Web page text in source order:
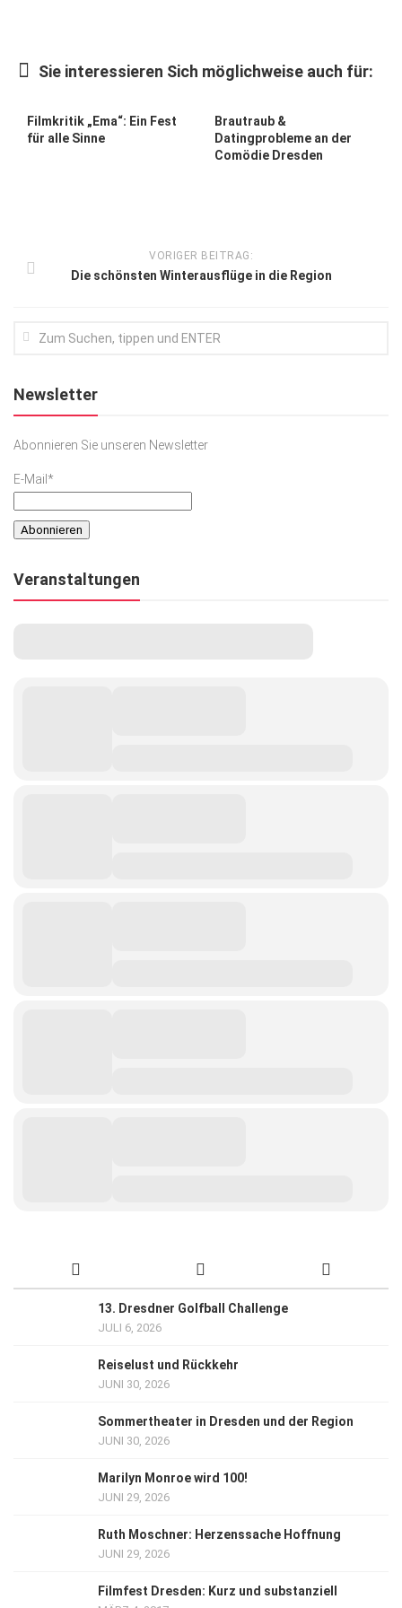
Lifestyle
Podcast
Sie interessieren Sich möglichweise auch für:
Filmkritik „Ema“: Ein Fest
für alle Sinne
Brautraub &
Datingprobleme an der
Comödie Dresden
VORIGER BEITRAG:
Die schönsten Winterausflüge in die Region
Newsletter
Abonnieren Sie unseren Newsletter
E-Mail*
Veranstaltungen
13. Dresdner Golfball Challenge
JULI 6, 2026
Reiselust und Rückkehr
JUNI 30, 2026
Sommertheater in Dresden und der Region
JUNI 30, 2026
Marilyn Monroe wird 100!
JUNI 29, 2026
Ruth Moschner: Herzenssache Hoffnung
JUNI 29, 2026
Filmfest Dresden: Kurz und substanziell